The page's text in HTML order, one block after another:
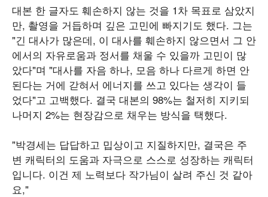
대본 한 글자도 훼손하지 않는 것을 1차 목표로 삼았지
만, 촬영을 거듭하며 깊은 고민에 빠지기도 했다. 그는
"긴 대사가 많은데, 이 대사를 훼손하지 않으면서 그 안
에서의 자유로움과 정서를 채울 수 있을까 고민이 많
았다"며 "대사를 자음 하나, 모음 하나 다르게 하면 안
된다는 거에 갇혀서 에너지를 쓰고 있다는 생각이 들
었다"고 고백했다. 결국 대본의 98%는 철저히 지키되
나머지 2%는 현장감으로 채우는 방식을 택했다.
"박경세는 답답하고 밉상이고 지질하지만, 결국은 주
변 캐릭터의 도움과 자극으로 스스로 성장하는 캐릭터
입니다. 이건 제 노력보다 작가님이 살려 주신 것 같아
요,"